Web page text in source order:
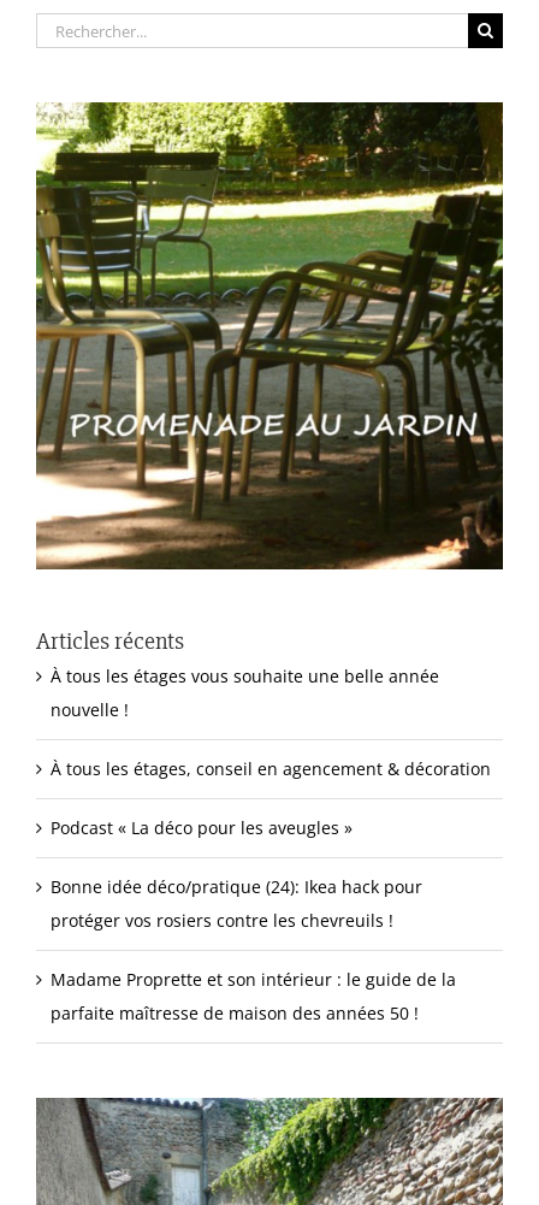
Rechercher:
Articles récents
À tous les étages vous souhaite une belle année
nouvelle !
À tous les étages, conseil en agencement & décoration
Podcast « La déco pour les aveugles »
Bonne idée déco/pratique (24): Ikea hack pour
protéger vos rosiers contre les chevreuils !
Madame Proprette et son intérieur : le guide de la
parfaite maîtresse de maison des années 50 !